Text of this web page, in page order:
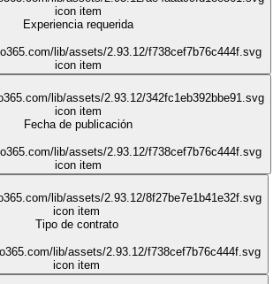
Experiencia requerida
Fecha de publicación
Tipo de contrato